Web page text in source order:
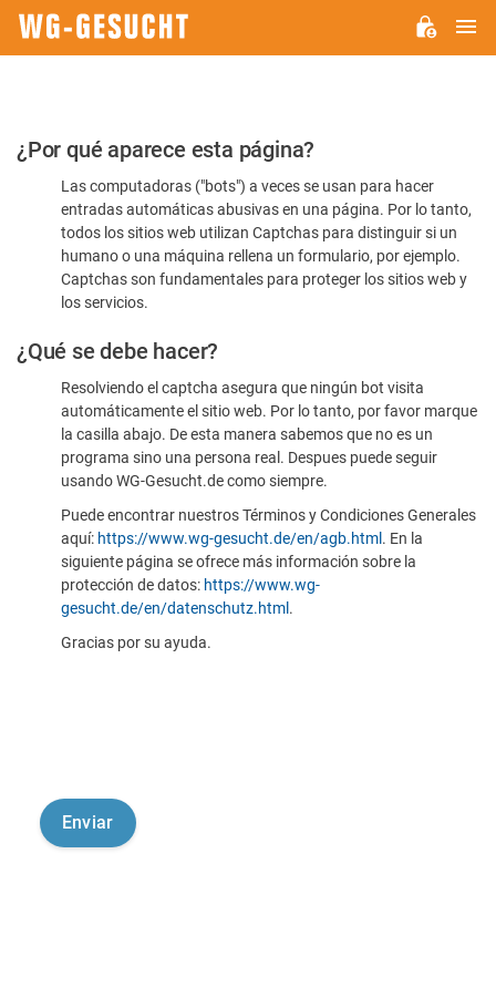
Por
favor,
confirme
humano
¿Por qué aparece esta página?
Las computadoras ("bots") a veces se usan para hacer
entradas automáticas abusivas en una página. Por lo tanto,
todos los sitios web utilizan Captchas para distinguir si un
humano o una máquina rellena un formulario, por ejemplo.
Captchas son fundamentales para proteger los sitios web y
los servicios.
¿Qué se debe hacer?
Resolviendo el captcha asegura que ningún bot visita
automáticamente el sitio web. Por lo tanto, por favor marque
la casilla abajo. De esta manera sabemos que no es un
programa sino una persona real. Despues puede seguir
usando WG-Gesucht.de como siempre.
Puede encontrar nuestros Términos y Condiciones Generales
aquí: https://www.wg-gesucht.de/en/agb.html . En la
siguiente página se ofrece más información sobre la
protección de datos: https://www.wg-
gesucht.de/en/datenschutz.html .
Gracias por su ayuda.